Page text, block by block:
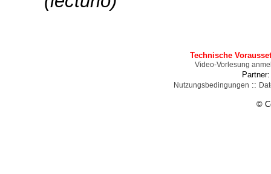
Technische
Video-Vorlesung
Nutzungsbedingungen ::
©